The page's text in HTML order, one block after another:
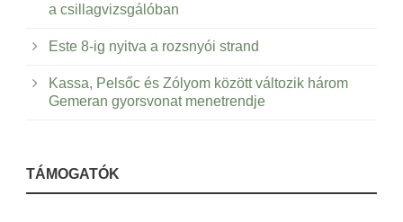
a csillagvizsgálóban
Este 8-ig nyitva a rozsnyói strand
Kassa, Pelsőc és Zólyom között változik három
Gemeran gyorsvonat menetrendje
TÁMOGATÓK